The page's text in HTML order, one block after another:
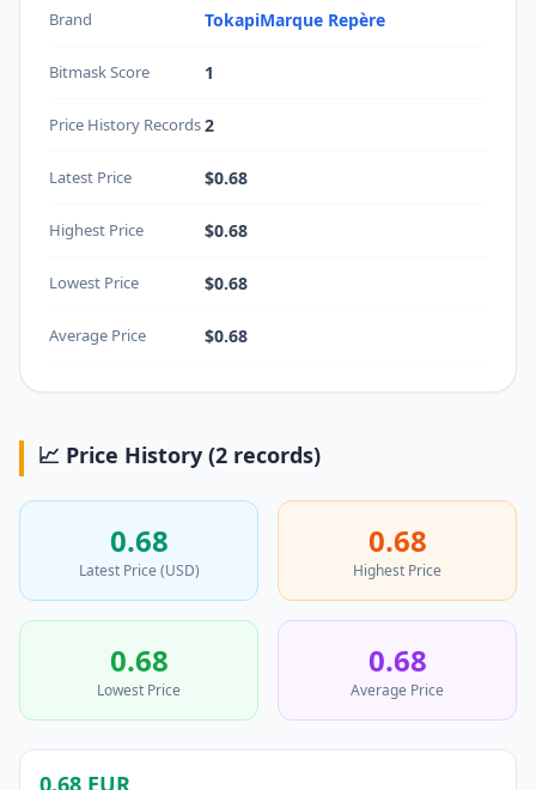
Brand TokapiMarque Repère
Bitmask Score 1
Price History Records2
Latest Price $0.68
Highest Price $0.68
Lowest Price $0.68
Average Price $0.68
📈 Price History (2 records)
0.68
Latest Price (USD)
0.68
Highest Price
0.68
Lowest Price
0.68
Average Price
0.68 EUR